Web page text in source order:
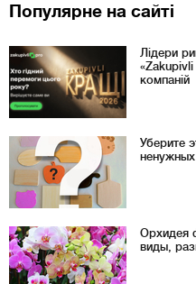
Популярне на сайті
Лідери
«Zakupivli
компаній
Уберите
Орхидея
виды,